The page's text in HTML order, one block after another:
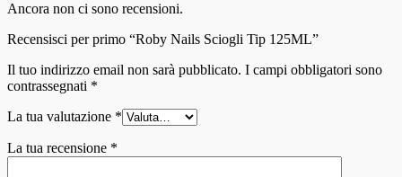
Ancora non ci sono recensioni.
Recensisci per primo “Roby Nails Sciogli Tip 125ML”
Il tuo indirizzo email non sarà pubblicato. I campi obbligatori sono
contrassegnati *
La tua valutazione *
La tua recensione *